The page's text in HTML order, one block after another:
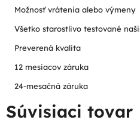
Možnosť vrátenia alebo výmeny
Všetko starostlivo testované
Preverená kvalita
12 mesiacov záruka
24-mesačná záruka
Súvisiaci tovar